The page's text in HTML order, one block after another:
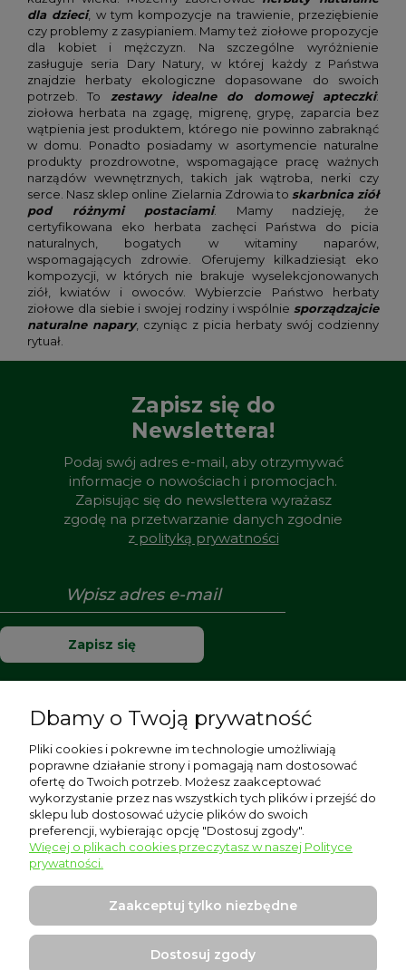
dla dzieci, w tym kompozycje na trawienie, przeziębienie
czy problemy z zasypianiem. Mamy też ziołowe propozycje
dla kobiet i mężczyzn. Na szczególne wyróżnienie
zasługuje seria Dary Natury, w której każdy z Państwa
znajdzie herbaty ekologiczne dopasowane do swoich
potrzeb. To zestawy idealne do domowej apteczki:
ziołowa herbata na zgagę, migrenę, grypę, zaparcia bez
wątpienia jest produktem, którego nie powinno zabraknąć
w domu. Ponadto posiadamy w asortymencie naturalne
produkty prozdrowotne, wspomagające pracę ważnych
narządów wewnętrznych, takich jak wątroba, nerki czy
serce. Nasz sklep online Zielarnia Zdrowia to skarbnica ziół
pod różnymi postaciami. Mamy nadzieję, że
certyfikowana eko herbata zachęci Państwa do picia
naturalnych, bogatych w witaminy naparów,
wspomagających zdrowie. Oferujemy kilkadziesiąt eko
kompozycji, w których nie brakuje wyselekcjonowanych
ziół, kwiatów i owoców. Wybierzcie Państwo herbaty
ziołowe dla siebie i swojej rodziny i wspólnie sporządzajcie
naturalne napary, czyniąc z picia herbaty swój codzienny
rytuał.
Zapisz się do
Newslettera!
Podaj swój adres e-mail, aby otrzymywać
informacje o nowościach i promocjach.
Zapisując się do newslettera wyrażasz
zgodę na przetwarzanie danych zgodnie
zpolityką prywatności
Zapisz się
Moje konto
Płatności i dostawa
Informacje
Dbamy o Twoją prywatność
Pliki cookies i pokrewne im technologie umożliwiają
poprawne działanie strony i pomagają nam dostosować
ofertę do Twoich potrzeb. Możesz zaakceptować
wykorzystanie przez nas wszystkich tych plików i przejść do
sklepu lub dostosować użycie plików do swoich
preferencji, wybierając opcję "Dostosuj zgody".
Więcej o plikach cookies przeczytasz w naszej Polityce
prywatności.
Zaakceptuj tylko niezbędne
Dostosuj zgody